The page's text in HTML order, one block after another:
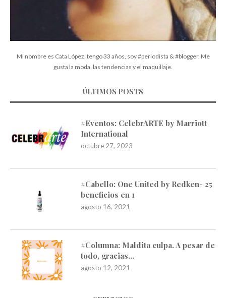
Mi nombre es Cata López, tengo 33 años, soy #periodista & #blogger. Me
gusta la moda, las tendencias y el maquillaje.
ÚLTIMOS POSTS
#Eventos: CelebrARTE by Marriott
International
octubre 27, 2023
#Cabello: One United by Redken- 25
beneficios en 1
agosto 16, 2021
#Columna: Maldita culpa. A pesar de
todo, gracias…
agosto 12, 2021